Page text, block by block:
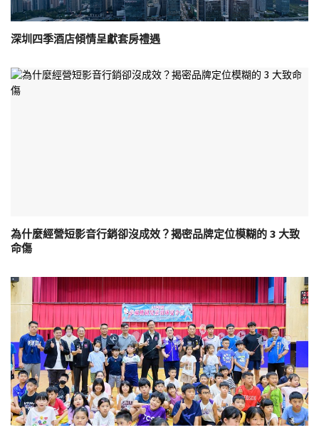
深圳四季酒店傾情呈獻套房禮遇
為什麼經營短影音行銷卻沒成效？揭密品牌定位模糊的 3 大致
命傷